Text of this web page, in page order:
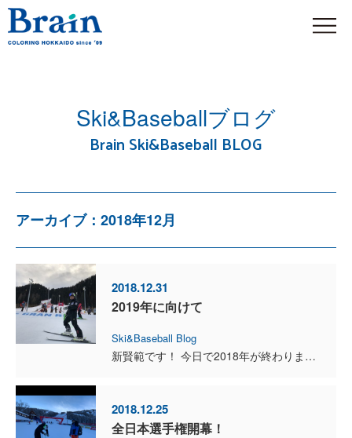
Ski&Baseballブログ
Brain Ski&Baseball BLOG
アーカイブ：2018年12月
2018.12.31
2019年に向けて
Ski&Baseball Blog
新賢範です！ 今日で2018年が終わりますね！私の中でこの1年はあっという間に終わってしまった気がします。今年はワールドカップ転戦などでシーズン前半から内容の濃い日程が続いていたからかなと思いま...
2018.12.25
全日本選手権開幕！